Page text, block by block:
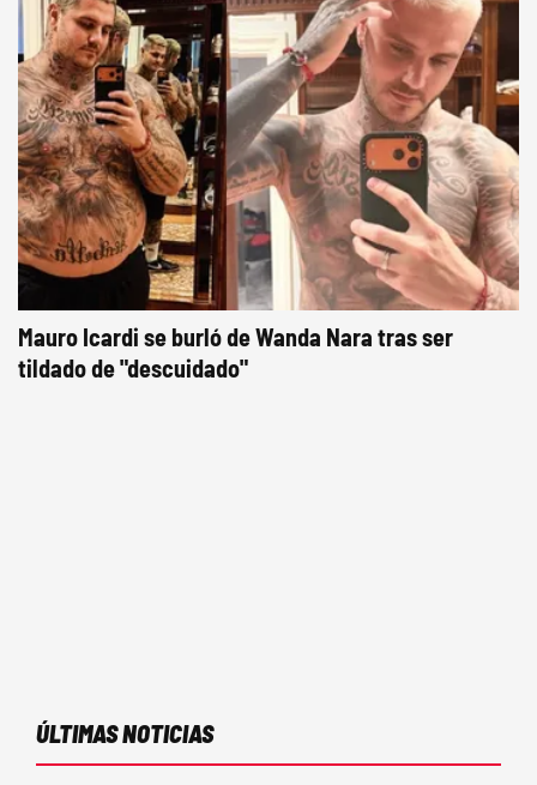
Mauro Icardi se burló de Wanda Nara tras ser
tildado de "descuidado"
ÚLTIMAS NOTICIAS